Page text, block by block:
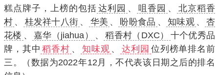
糕点牌子，上榜的包括 达利园 、 咀香园 、
北京稻香
村 、 桂发祥十八街 、 华美 、 盼盼食品 、 知味观 、
杏
花楼 、 嘉华（jiahua） 、 稻香村（DXC）
十个优秀品
牌，其中 稻香村 、 知味观 、 达利园 位列榜单排名前
三。（数据为2022年12月，不代表该日期之后的排名